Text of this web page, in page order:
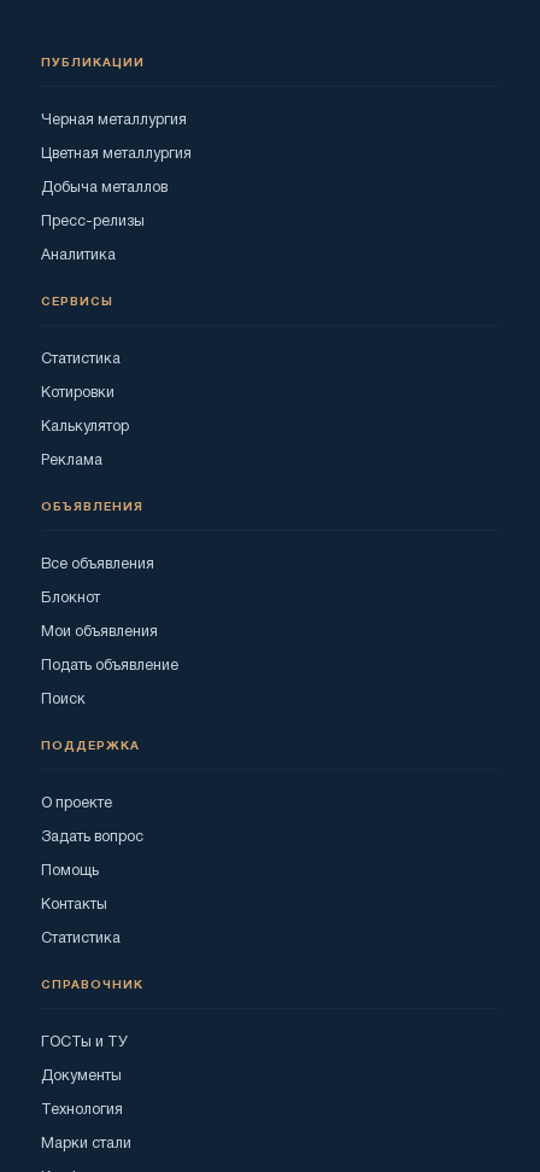
ПУБЛИКАЦИИ
Черная металлургия
Цветная металлургия
Добыча металлов
Пресс-релизы
Аналитика
СЕРВИСЫ
Статистика
Котировки
Калькулятор
Реклама
ОБЪЯВЛЕНИЯ
Все объявления
Блокнот
Мои объявления
Подать объявление
Поиск
ПОДДЕРЖКА
О проекте
Задать вопрос
Помощь
Контакты
Статистика
СПРАВОЧНИК
ГОСТы и ТУ
Документы
Технология
Марки стали